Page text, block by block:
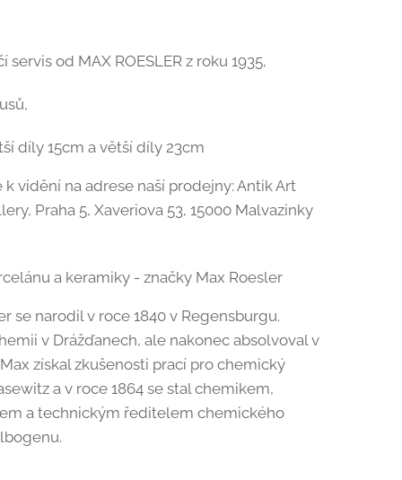
servis od MAX ROESLER z roku 1935,
díly 15cm a větší díly 23cm
k vidění na adrese naší prodejny: Antik Art
Praha 5, Xaveriova 53, 15000 Malvazinky
a keramiky - značky Max Roesler
se narodil v roce 1840 v Regensburgu.
v Drážďanech, ale nakonec absolvoval v
získal zkušenosti prací pro chemický
a v roce 1864 se stal chemikem,
a technickým ředitelem chemického